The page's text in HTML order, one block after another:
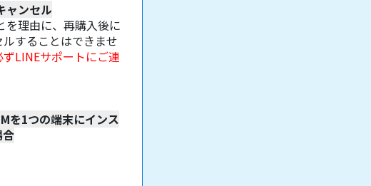
ャンセル
を理由に、再購入後に
することはできませ
LINEサポートにご連
を1つの端末にインス
合